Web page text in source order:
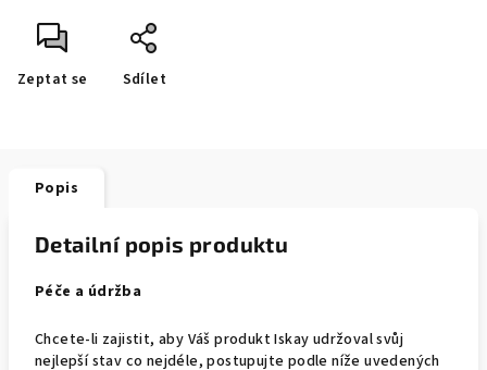
Zeptat se Sdílet
Popis
Detailní popis produktu
Péče a údržba
Chcete-li zajistit, aby Váš produkt Iskay udržoval svůj
nejlepší stav co nejdéle, postupujte podle níže uvedených